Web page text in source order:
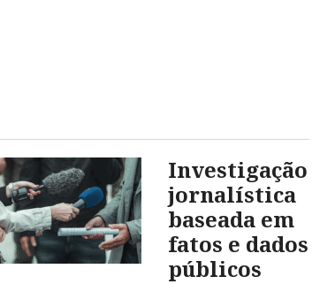
Investigação
jornalística
baseada em
fatos e dados
públicos